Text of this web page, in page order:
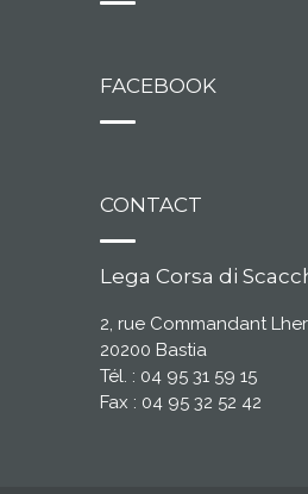
FACEBOOK
CONTACT
Lega Corsa di
2, rue Commandant
20200 Bastia
Tél. : 04 95 31 59 15
Fax : 04 95 32 52 42